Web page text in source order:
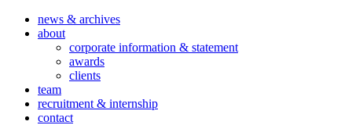
news & archives
about
corporate information & statement
awards
clients
team
recruitment & internship
contact